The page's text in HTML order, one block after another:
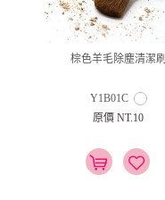
棕色羊毛除塵清潔刷
Y1B01C
原價 NT.10